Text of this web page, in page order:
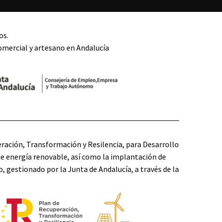
y artesano en Andalucía
Transformación y Resilencia, para Desarrollo
energía renovable, así como la implantación de
por la Junta de Andalucía, a través de la